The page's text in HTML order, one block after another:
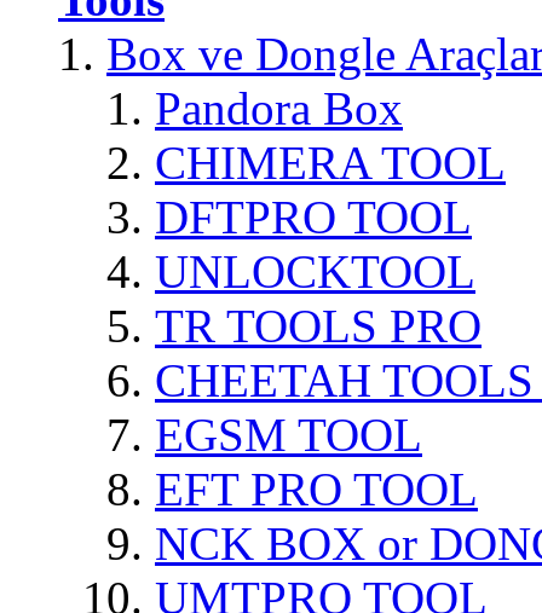
Box ve Dongle
Pandora Box
CHIMERA TOOL
DFTPRO TOOL
UNLOCKTOOL
TR TOOLS PRO
CHEETAH TOOLS
EGSM TOOL
EFT PRO TOOL
NCK BOX or
UMTPRO TOOL